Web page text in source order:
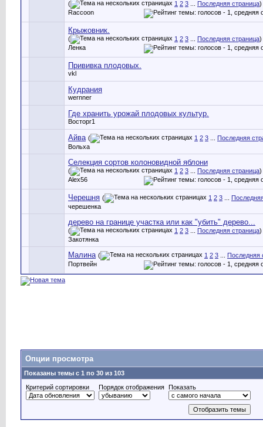
( 1 2 3 Последняя страница)
Raccoon
Крыжовник.
( 1 2 3 Последняя страница)
Ленка
Прививка плодовых.
vkl
Кудрания
wernner
Где хранить урожай плодовых культур.
Восторг1
Айва ( 1 2 3
Последняя
Вольха
Селекция сортов колоновидной яблони
( 1 2 3 Последняя страница)
Alex56
Черешня ( 1 2 3
черешенка
дерево на границе участка или как "убить" дерево...
( 1 2 3 Последняя страница)
Закотянка
Малина ( 1 2 3
Последняя
Портвейн
Опции просмотра
Показаны темы с 1 по 30 из 103
Критерий сортировки
Порядок отображения Показать